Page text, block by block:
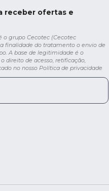
receber ofertas e
o grupo Cecotec (Cecotec
a finalidade do tratamento o envio de
A base de legitimidade é o
direito de acesso, retificação,
no nosso Política de privacidade